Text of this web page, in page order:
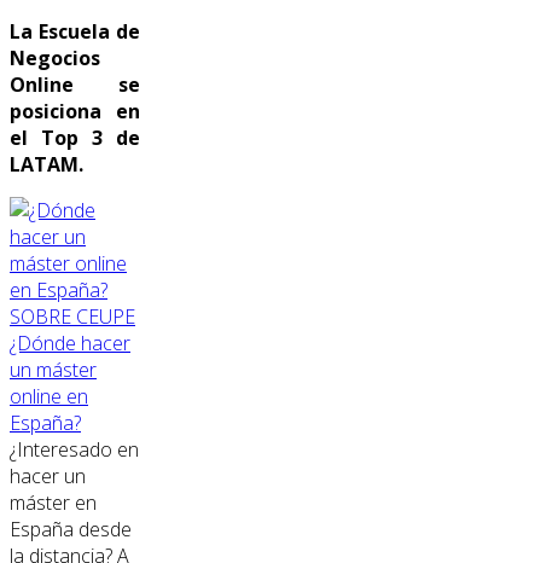
La Escuela de
Negocios
Online se
posiciona en
el Top 3 de
LATAM.
SOBRE CEUPE
¿Dónde hacer
un máster
online en
España?
¿Interesado en
hacer un
máster en
España desde
la distancia? A